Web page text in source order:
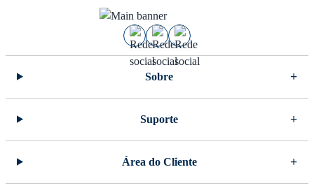
Sobre
Suporte
Área do Cliente